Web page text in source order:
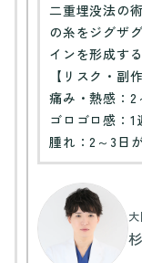
二重埋没法の
の糸をジグザ
インを形成す
【リスク・副作
痛み・熱感：2
ゴロゴロ感：1
腫れ：2～3日